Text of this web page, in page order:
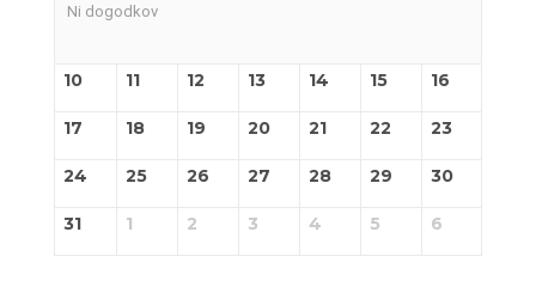
Ni dogodkov
10 11 12 13 14 15 16
17 18 19 20 21 22 23
24 25 26 27 28 29 30
31 1 2 3 4 5 6